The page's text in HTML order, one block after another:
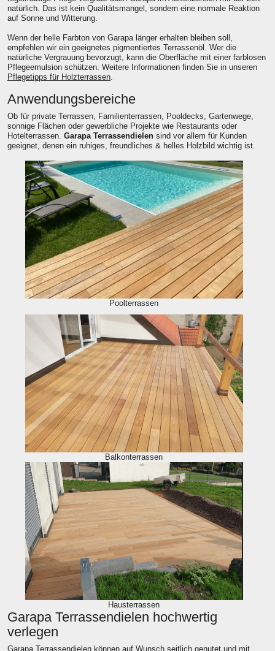
natürlich. Das ist kein Qualitätsmangel, sondern eine normale Reaktion
auf Sonne und Witterung.
Wenn der helle Farbton von Garapa länger erhalten bleiben soll,
empfehlen wir ein geeignetes pigmentiertes Terrassenöl. Wer die
natürliche Vergrauung bevorzugt, kann die Oberfläche mit einer farblosen
Pflegeemulsion schützen. Weitere Informationen finden Sie in unseren
Pflegetipps für Holzterrassen
Anwendungsbereiche
Ob für private Terrassen, Familienterrassen, Pooldecks, Gartenwege,
sonnige Flächen oder gewerbliche Projekte wie Restaurants oder
Hotelterrassen. Garapa Terrassendielen sind vor allem für Kunden
geeignet, denen ein ruhiges, freundliches & helles Holzbild wichtig ist.
Poolterrassen
Balkonterrassen
Hausterrassen
Garapa Terrassendielen hochwertig
verlegen
Garapa Terrassendielen können auf Wunsch seitlich genutet und mit